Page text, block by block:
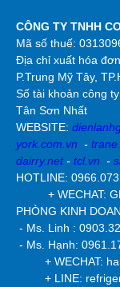
CÔNG TY TNHH
Mã số thuế:
Địa chỉ xuất hóa
P.Trung Mỹ Tây,
Số tài khoản công
Tân Sơn Nhất
WEBSITE:
york.com.vn -
dairry.net- tcl.vn -
HOTLINE:
+ WECHAT:
PHÒNG KINH
- Ms. Linh :
- Ms. Hạnh:
+ WECHAT:
+ LINE: